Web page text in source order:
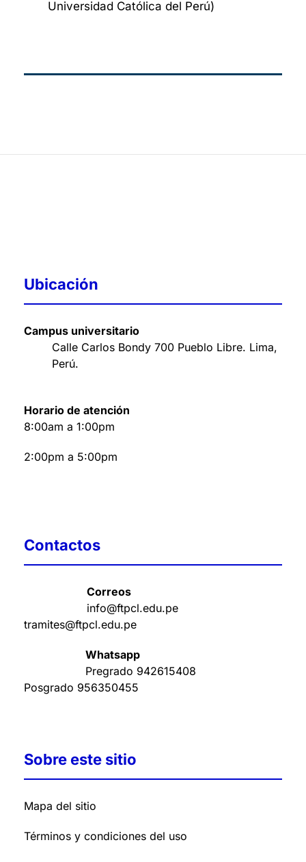
Universidad Católica del Perú)
Ubicación
Campus universitario
Calle Carlos Bondy 700 Pueblo Libre. Lima,
Perú.
Horario de atención
8:00am a 1:00pm
2:00pm a 5:00pm
Contactos
Correos
info@ftpcl.edu.pe
tramites@ftpcl.edu.pe
Whatsapp
Pregrado 942615408
Posgrado 956350455
Sobre este sitio
Mapa del sitio
Términos y condiciones del uso